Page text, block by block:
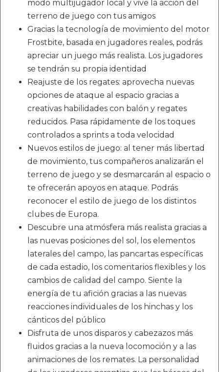
modo multijugador local y vive la acción del
terreno de juego con tus amigos
Gracias la tecnología de movimiento del motor
Frostbite, basada en jugadores reales, podrás
apreciar un juego más realista. Los jugadores
se tendrán su propia identidad
Reajuste de los regates: aprovecha nuevas
opciones de ataque al espacio gracias a
creativas habilidades con balón y regates
reducidos. Pasa rápidamente de los toques
controlados a sprints a toda velocidad
Nuevos estilos de juego: al tener más libertad
de movimiento, tus compañeros analizarán el
terreno de juego y se desmarcarán al espacio o
te ofrecerán apoyos en ataque. Podrás
reconocer el estilo de juego de los distintos
clubes de Europa.
Descubre una atmósfera más realista gracias a
las nuevas posiciones del sol, los elementos
laterales del campo, las pancartas específicas
de cada estadio, los comentarios flexibles y los
cambios de calidad del campo. Siente la
energía de tu afición gracias a las nuevas
reacciones individuales de los hinchas y los
cánticos del público
Disfruta de unos disparos y cabezazos más
fluidos gracias a la nueva locomoción y a las
animaciones de los remates. La personalidad